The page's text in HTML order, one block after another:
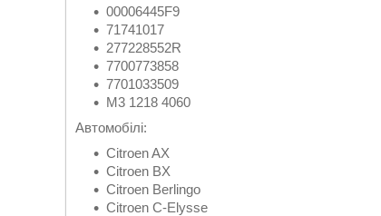
00006445F9
71741017
277228552R
7700773858
7701033509
M3 1218 4060
Автомобілі:
Citroen AX
Citroen BX
Citroen Berlingo
Citroen C-Elysse